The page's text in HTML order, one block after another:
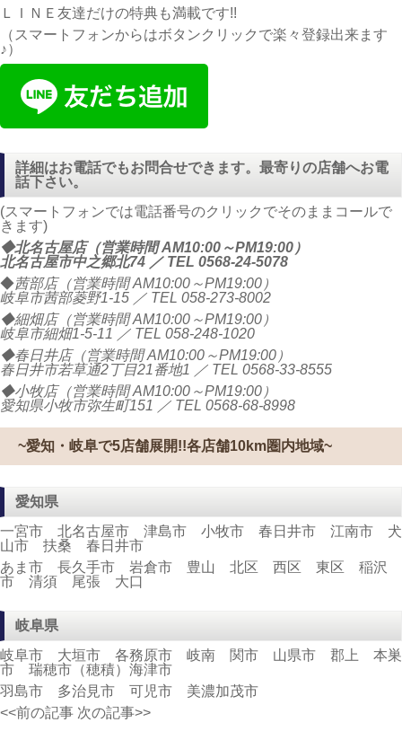
ＬＩＮＥ友達だけの特典も満載です!!
（スマートフォンからはボタンクリックで楽々登録出来ます
♪）
詳細はお電話でもお問合せできます。最寄りの店舗へお電
話下さい。
(スマートフォンでは電話番号のクリックでそのままコールで
きます)
◆北名古屋店（営業時間 AM10:00～PM19:00）
北名古屋市中之郷北74 ／ TEL 0568-24-5078
◆茜部店（営業時間 AM10:00～PM19:00）
岐阜市茜部菱野1-15 ／ TEL 058-273-8002
◆細畑店（営業時間 AM10:00～PM19:00）
岐阜市細畑1-5-11 ／ TEL 058-248-1020
◆春日井店（営業時間 AM10:00～PM19:00）
春日井市若草通2丁目21番地1 ／ TEL 0568-33-8555
◆小牧店（営業時間 AM10:00～PM19:00）
愛知県小牧市弥生町151 ／ TEL 0568-68-8998
~愛知・岐阜で5店舗展開!!各店舗10km圏内地域~
愛知県
一宮市 北名古屋市 津島市 小牧市 春日井市 江南市 犬
山市 扶桑 春日井市
あま市 長久手市 岩倉市 豊山 北区 西区 東区 稲沢
市 清須 尾張 大口
岐阜県
岐阜市 大垣市 各務原市 岐南 関市 山県市 郡上 本巣
市 瑞穂市（穂積）海津市
羽島市 多治見市 可児市 美濃加茂市
<<前の記事 次の記事>>